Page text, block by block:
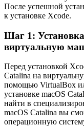
После успешной
к установке Xcode.
Шаг 1:
виртуальную
Перед установкой
Catalina на
помощью VirtualBox
установке macOS
найти в
macOS Catalina вы
операционную